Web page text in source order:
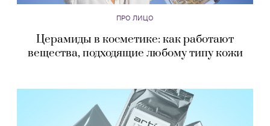
ПРО ЛИЦО
Церамиды в косметике: как работают
вещества, подходящие любому типу кожи